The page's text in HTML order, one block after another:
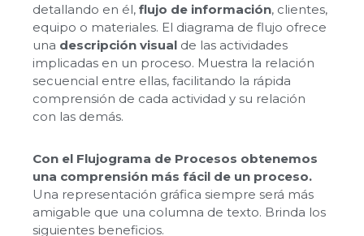
detallando en él, flujo de información, clientes,
equipo o materiales. El diagrama de flujo ofrece
una descripción visual de las actividades
implicadas en un proceso. Muestra la relación
secuencial entre ellas, facilitando la rápida
comprensión de cada actividad y su relación
con las demás.
Con el Flujograma de Procesos obtenemos
una comprensión más fácil de un proceso.
Una representación gráfica siempre será más
amigable que una columna de texto. Brinda los
siguientes beneficios.